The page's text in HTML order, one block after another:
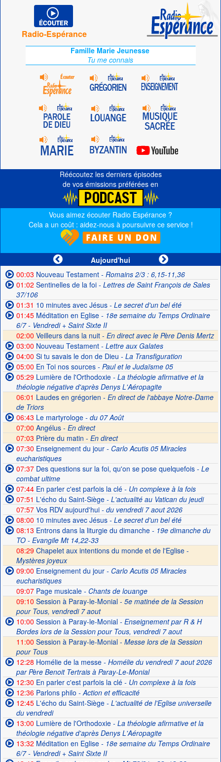
Radio-Espérance
Famille Marie Jeunesse
Tu me connais
Réécoutez les derniers épisodes
de vos émissions préférées en
Vous aimez écouter Radio Espérance ?
Cela a un coût : aidez-nous à poursuivre ce service !
Aujourd'hui
00:03 Nouveau Testament- Romains 2/3 : 6,15-11,36
01:02 Sentinelles de la foi- Lettres de Saint François de Sales
37/106
01:31 10 minutes avec Jésus- Le secret d'un bel été
01:45Méditation en Eglise- 18e semaine du Temps Ordinaire
6/7 - Vendredi + Saint Sixte II
02:00 Veilleurs dans la nuit - En direct avec le Père Denis Mertz
03:00 Nouveau Testament- Lettre aux Galates
04:00 Si tu savais le don de Dieu - La Transfiguration
05:00 En Toi nos sources- Paul et le Judaïsme 05
05:29Lumière de l'Orthodoxie- La théologie afirmative et la
théologie négative d'après Denys L'Aéropagite
06:01 Laudes en grégorien - En direct de l'abbaye Notre-Dame
de Triors
06:43 Le martyrologe- du 07 Août
07:00 Angélus - En direct
07:03 Prière du matin - En direct
07:30 Enseignement du jour- Carlo Acutis 05 Miracles
eucharistiques
07:37Des questions sur la foi, qu'on se pose quelquefois- Le
combat ultime
07:44En parler c'est parfois la clé- Un complexe à la fois
07:51 L'écho du Saint-Siège- L'actualité au Vatican du jeudi
07:57Vos RDV aujourd'hui- du vendredi 7 aout 2026
08:00 10 minutes avec Jésus- Le secret d'un bel été
08:13 Entrons dans la liturgie du dimanche- 19e dimanche du
TO - Evangile Mt 14,22-33
08:29 Chapelet aux intentions du monde et de l'Eglise -
Mystères joyeux
09:00 Enseignement du jour- Carlo Acutis 05 Miracles
eucharistiques
09:07Page musicale- Chants de louange
09:10 Session à Paray-le-Monial - 5e matinée de la Session
pour Tous, vendredi 7 aout
10:00 Session à Paray-le-Monial- Enseignement par R & H
Bordes lors de la Session pour Tous, vendredi 7 aout
11:00 Session à Paray-le-Monial - Messe lors de la Session
pour Tous
12:28 Homélie de la messe- Homélie du vendredi 7 aout 2026
par Père Benoit Tertrais à Paray-Le-Monial
12:30 En parler c'est parfois la clé- Un complexe à la fois
12:36Parlons philo - Action et efficacité
12:45L'écho du Saint-Siège- L'actualité de l'Eglise universelle
du vendredi
13:00 Lumière de l'Orthodoxie- La théologie afirmative et la
théologie négative d'après Denys L'Aéropagite
13:32 Méditation en Eglise- 18e semaine du Temps Ordinaire
6/7 - Vendredi + Saint Sixte II